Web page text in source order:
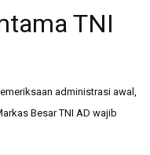
TNI
administrasi awal,
Besar TNI AD wajib